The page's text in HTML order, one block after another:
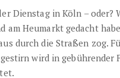
Dienstag in Köln – oder?
am Heumarkt gedacht
durch die Straßen zog.
wird in gebührender